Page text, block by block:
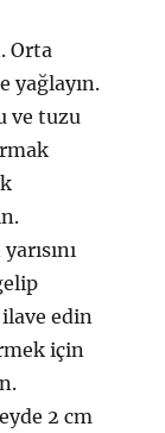
Orta
yağlayın.
ve tuzu
edin
için
2 cm